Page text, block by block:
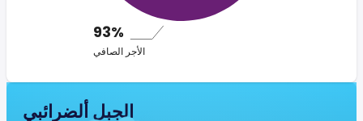
93%
الأجر الصافي
الجبل ألضرائبي